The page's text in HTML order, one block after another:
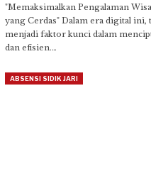
"Memaksimalkan Pengalaman
yang Cerdas" Dalam era digital
menjadi faktor kunci dalam
dan efisien.…
ABSENSI SIDIK JARI